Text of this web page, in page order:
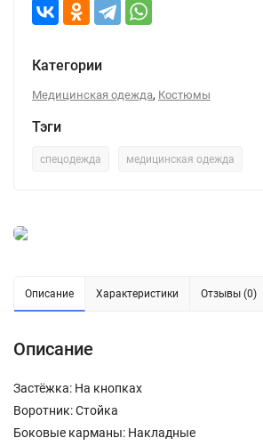
Категории
Медицинская одежда, Костюмы
Тэги
спецодежда медицинская одежда
Описание Характеристики Отзывы (0)
Описание
Застёжка: На кнопках
Воротник: Стойка
Боковые карманы: Накладные